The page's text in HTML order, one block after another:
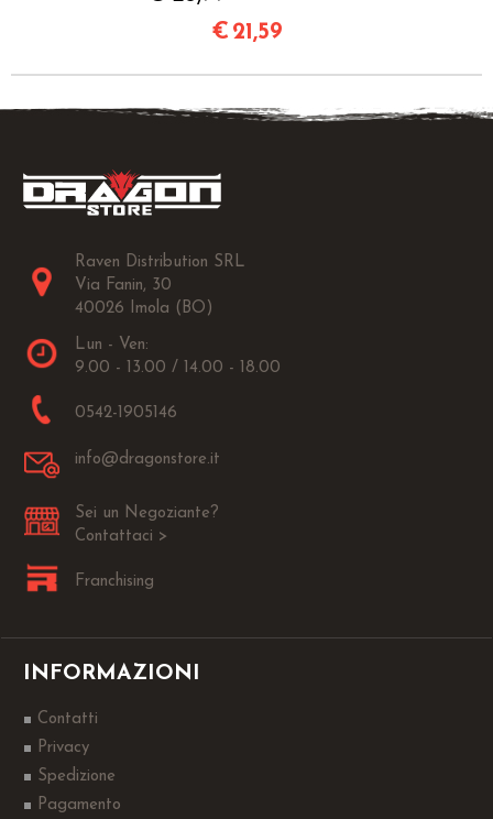
€ 21,59
Raven Distribution SRL
Via Fanin, 30
40026 Imola (BO)
Lun - Ven:
9.00 - 13.00 / 14.00 - 18.00
0542-1905146
info@dragonstore.it
Sei un Negoziante?
Contattaci >
Franchising
INFORMAZIONI
Contatti
Privacy
Spedizione
Pagamento